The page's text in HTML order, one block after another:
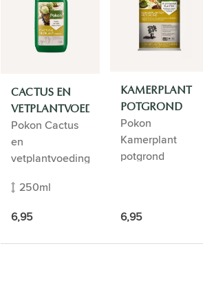
CACTUS EN
VETPLANTVOEDING
Pokon Cactus
en
vetplantvoeding
250ml
6,95
KAMERPLANT
POTGROND
Pokon
Kamerplant
potgrond
6,95